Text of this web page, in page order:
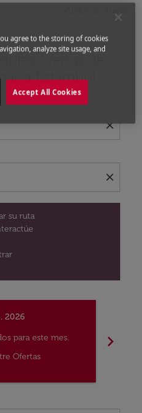
ofertas de
a Estambul
close
close
su ruta
su ruta (origen y / o
2026
para este mes.
Ofertas
chevron_right
agree to the storing of cookies
analyze site usage, and
Accept All Cookies